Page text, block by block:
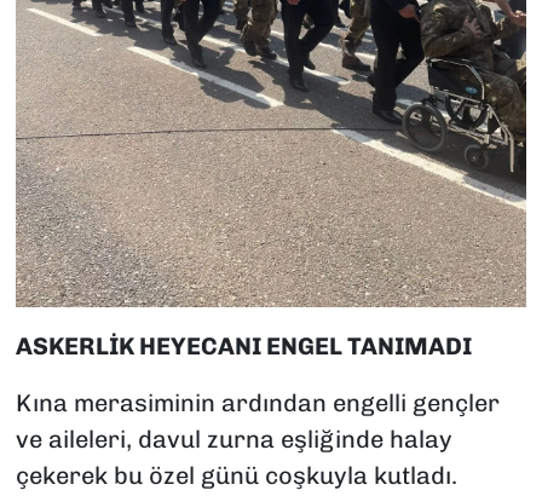
ASKERLİK HEYECANI ENGEL TANIMADI
Kına merasiminin ardından engelli gençler
ve aileleri, davul zurna eşliğinde halay
çekerek bu özel günü coşkuyla kutladı.